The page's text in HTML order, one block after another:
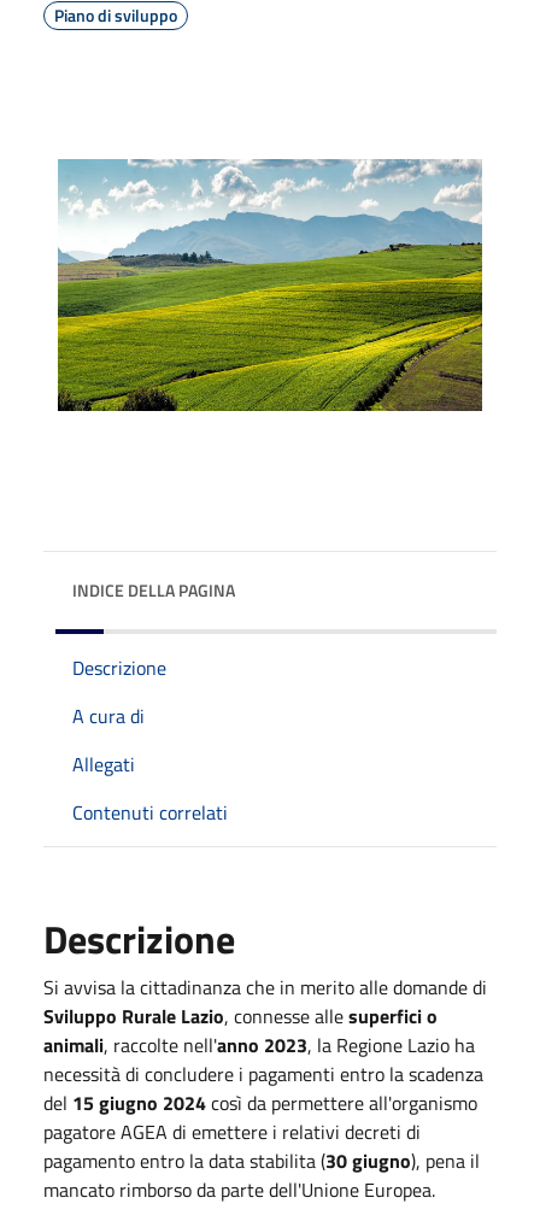
Piano di sviluppo
INDICE DELLA PAGINA
Descrizione
A cura di
Allegati
Contenuti correlati
Descrizione
Si avvisa la cittadinanza che in merito alle domande di
Sviluppo Rurale Lazio, connesse allesuperfici o
animali, raccolte nell'anno 2023, la Regione Lazio ha
necessità di concludere i pagamenti entro la scadenza
del 15 giugno 2024così da permettere all'organismo
pagatore AGEA di emettere i relativi decreti di
pagamento entro la data stabilita (30 giugno), pena il
mancato rimborso da parte dell'Unione Europea.